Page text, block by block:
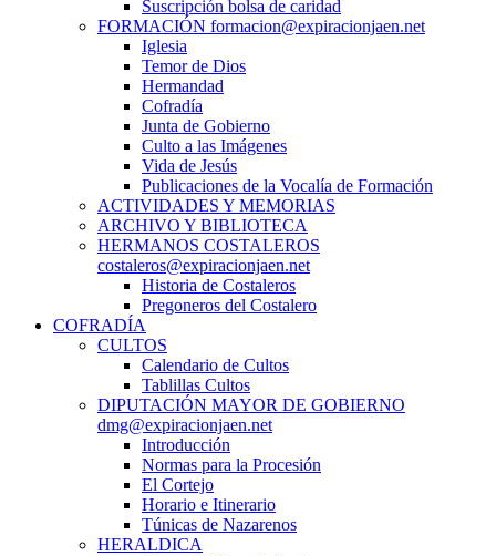
Suscripción bolsa de caridad
FORMACIÓN formacion@expiracionjaen.net
Iglesia
Temor de Dios
Hermandad
Cofradía
Junta de Gobierno
Culto a las Imágenes
Vida de Jesús
Publicaciones de la Vocalía de Formación
ACTIVIDADES Y MEMORIAS
ARCHIVO Y BIBLIOTECA
HERMANOS COSTALEROS
costaleros@expiracionjaen.net
Historia de Costaleros
Pregoneros del Costalero
COFRADÍA
CULTOS
Calendario de Cultos
Tablillas Cultos
DIPUTACIÓN MAYOR DE GOBIERNO
dmg@expiracionjaen.net
Introducción
Normas para la Procesión
El Cortejo
Horario e Itinerario
Túnicas de Nazarenos
HERALDICA